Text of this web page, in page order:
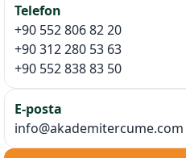
Telefon
+90 552 806 82 20
+90 312 280 53 63
+90 552 838 83 50
E-posta
info@akademitercume.com